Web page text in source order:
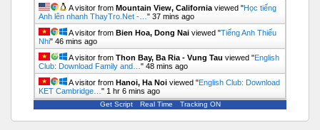
A visitor from Mountain View, California viewed "Học tiếng
Anh lên nhanh ThayTro.Net -… " 37 mins ago
A visitor from Bien Hoa, Dong Nai viewed "Tiếng Anh Thiếu
Nhi" 46 mins ago
A visitor from Thon Bay, Ba Ria - Vung Tau viewed "English
Club: Download Family and… " 48 mins ago
A visitor from Hanoi, Ha Noi viewed "English Club: Download
KET Cambridge… " 1 hr 6 mins ago
Get Script Real Time Tracking ON